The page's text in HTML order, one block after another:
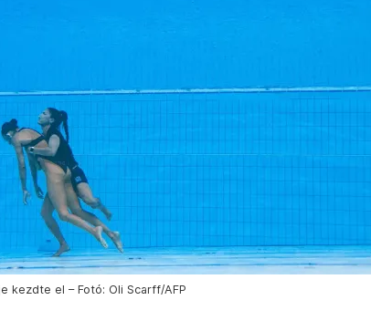
kezdte el – Fotó: Oli Scarff/AFP